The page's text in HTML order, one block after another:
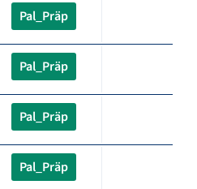
Pal_Präp
Pal_Präp
Pal_Präp
Pal_Präp